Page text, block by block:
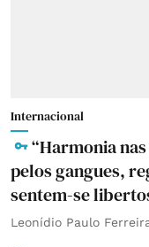
Internacional
“Harmonia
pelos gangues,
sentem-se
Leonídio Paulo